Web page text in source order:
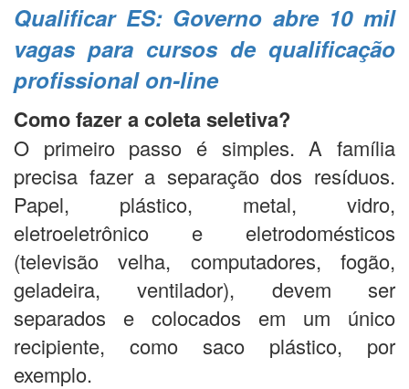
Qualificar ES: Governo abre 10 mil
vagas para cursos de qualificação
profissional on-line
Como fazer a coleta seletiva?
O primeiro passo é simples. A família
precisa fazer a separação dos resíduos.
Papel, plástico, metal, vidro,
eletroeletrônico e eletrodomésticos
(televisão velha, computadores, fogão,
geladeira, ventilador), devem ser
separados e colocados em um único
recipiente, como saco plástico, por
exemplo.